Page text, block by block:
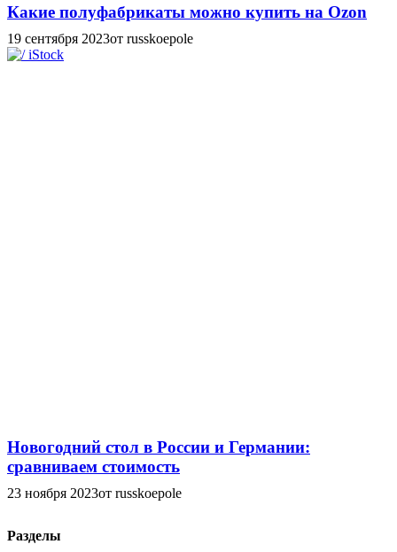
Какие полуфабрикаты можно купить на Ozon
19 сентября 2023от russkoepole
Новогодний стол в России и Германии:
сравниваем стоимость
23 ноября 2023от russkoepole
Разделы